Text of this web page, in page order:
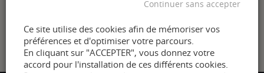
Ce site utilise des cookies afin de mémoriser vos
préférences et d'optimiser votre parcours.
En cliquant sur "ACCEPTER", vous donnez votre
accord pour l'installation de ces différents cookies.
Continuer sans accepter